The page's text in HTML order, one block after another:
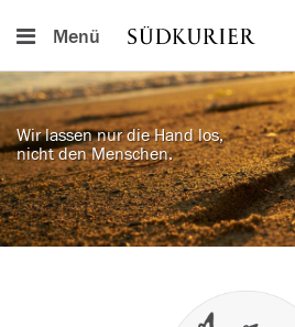
Menü
Wir lassen nur die Hand los,
nicht den Menschen.